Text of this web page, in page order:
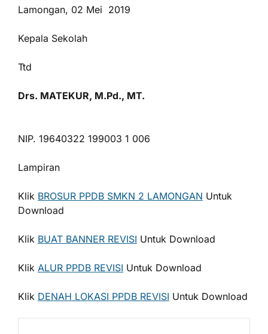
Lamongan, 02 Mei 2019
Kepala Sekolah
Ttd
Drs. MATEKUR, M.Pd., MT.
NIP. 19640322 199003 1 006
Lampiran
Klik BROSUR PPDB SMKN 2 LAMONGAN Untuk
Download
Klik BUAT BANNER REVISI Untuk Download
Klik ALUR PPDB REVISI Untuk Download
Klik DENAH LOKASI PPDB REVISI Untuk Download